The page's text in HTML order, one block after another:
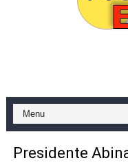
Operativo
Más de 180
Restaurante
Banco Popular
Presidente